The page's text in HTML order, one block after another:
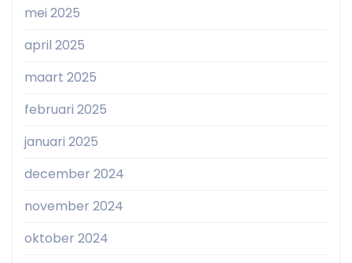
mei 2025
april 2025
maart 2025
februari 2025
januari 2025
december 2024
november 2024
oktober 2024